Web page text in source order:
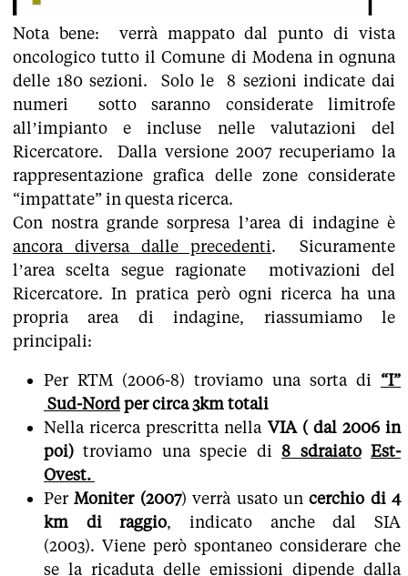
Nota bene: verrà mappato dal punto di vista
oncologico tutto il Comune di Modena in ognuna
delle 180 sezioni. Solo le 8 sezioni indicate dai
numeri sotto saranno considerate limitrofe
all’impianto e incluse nelle valutazioni del
Ricercatore. Dalla versione 2007 recuperiamo la
rappresentazione grafica delle zone considerate
“impattate” in questa ricerca.
Con nostra grande sorpresa l’area di indagine è
ancora diversa dalle precedenti. Sicuramente
l’area scelta segue ragionate motivazioni del
Ricercatore. In pratica però ogni ricerca ha una
propria area di indagine, riassumiamo le
principali:
Per RTM (2006-8) troviamo una sorta di “I”
Sud-Nordper circa 3km totali
Nella ricerca prescritta nella VIA ( dal 2006 in
poi) troviamo una specie di8 sdraiato Est-
Ovest.
PerMoniter (2007) verrà usato uncerchio di 4
km di raggio, indicato anche dal SIA
(2003). Viene però spontaneo considerare che
se la ricaduta delle emissioni dipende dalla